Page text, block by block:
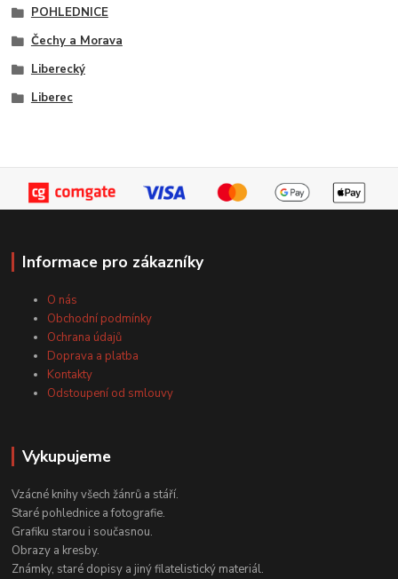
POHLEDNICE
Čechy a Morava
Liberecký
Liberec
Informace pro zákazníky
O nás
Obchodní podmínky
Ochrana údajů
Doprava a platba
Kontakty
Odstoupení od smlouvy
Vykupujeme
Vzácné knihy všech žánrů a stáří.
Staré pohlednice a fotografie.
Grafiku starou i současnou.
Obrazy a kresby.
Známky, staré dopisy a jiný filatelistický materiál.